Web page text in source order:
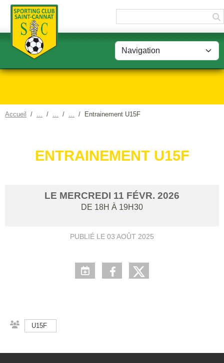
Accueil Entrainement U15F
ENTRAINEMENT U15F
LE MERCREDI 11 FÉVR. 2026
DE 18H À 19H30
PUBLIÉ LE 03 AOÛT 2025
U15F
Panneau de gestion des cookies